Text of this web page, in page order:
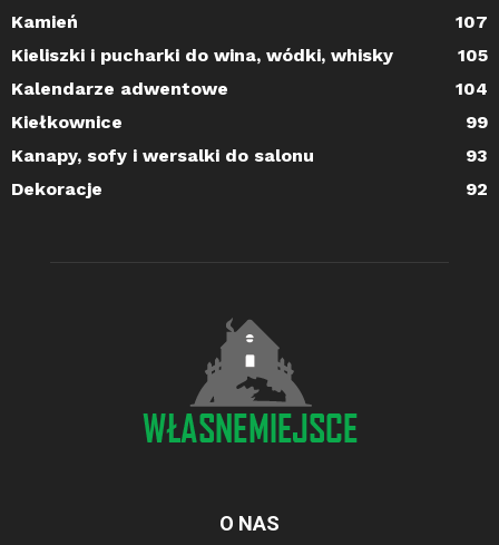
Kamień
107
Kieliszki i pucharki do wina, wódki, whisky
105
Kalendarze adwentowe
104
Kiełkownice
99
Kanapy, sofy i wersalki do salonu
93
Dekoracje
92
O NAS